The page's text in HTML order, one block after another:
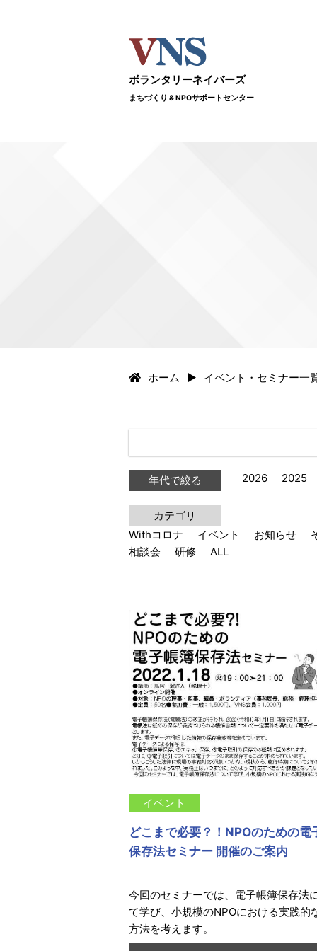
ボランタリーネイバーズ
まちづくり & NPOサポートセンター
ホーム イベント・セミナー一
年代で絞る 2026 2025
カテゴリ
Withコロナ
イベント お知らせ
相談会
研修 ALL
イベント
どこまで必要？！NPOのための電
保存法セミナー 開催のご案内
今回のセミナーでは、電子帳簿保存法
て学び、小規模のNPOにおける実践的
方法を考えます。